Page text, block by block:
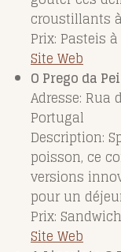
croustillants
Prix: Pasteis
Site Web
O Prego da
Adresse: Rua
Portugal
Description:
poisson, ce
versions
pour un
Prix:
Site Web